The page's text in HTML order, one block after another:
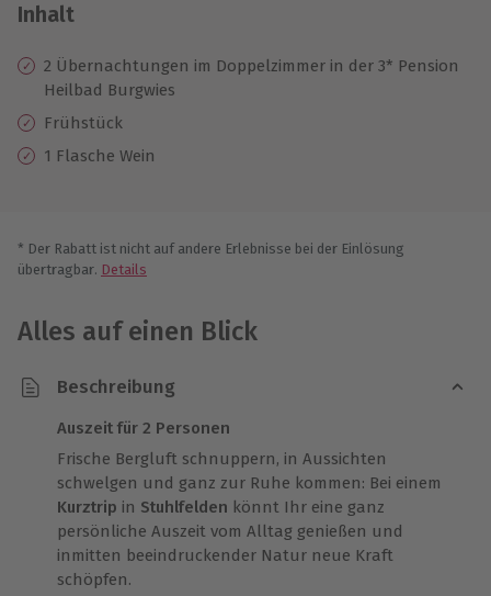
Inhalt
2 Übernachtungen im Doppelzimmer in der 3* Pension
Heilbad Burgwies
Frühstück
1 Flasche Wein
* Der Rabatt ist nicht auf andere Erlebnisse bei der Einlösung
übertragbar. Details
Alles auf einen Blick
Beschreibung
Auszeit für 2 Personen
Frische Bergluft schnuppern, in Aussichten
schwelgen und ganz zur Ruhe kommen: Bei einem
Kurztrip in Stuhlfelden könnt Ihr eine ganz
persönliche Auszeit vom Alltag genießen und
inmitten beeindruckender Natur neue Kraft
schöpfen.